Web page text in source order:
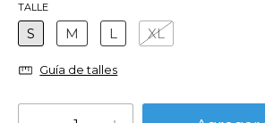
TALLE
S M L XL
Guía de talles